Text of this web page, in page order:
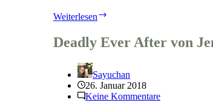
Weiterlesen
Cupcakes
oder
Lita
Harris
Deadly Ever After von
Sayuchan
26. Januar 2018
Keine Kommentare